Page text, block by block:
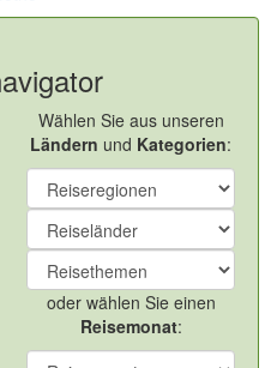
Wählen Sie aus unseren
Ländern und Kategorien:
oder wählen Sie einen
Reisemonat: